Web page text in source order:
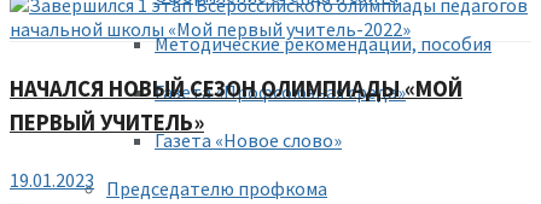
Методические рекомендации, пособия
Газета «Профсоюзная среда»
Газета «Новое слово»
Председателю профкома
НАЧАЛСЯ НОВЫЙ СЕЗОН ОЛИМПИАДЫ «МОЙ
ПЕРВЫЙ УЧИТЕЛЬ»
19.01.2023